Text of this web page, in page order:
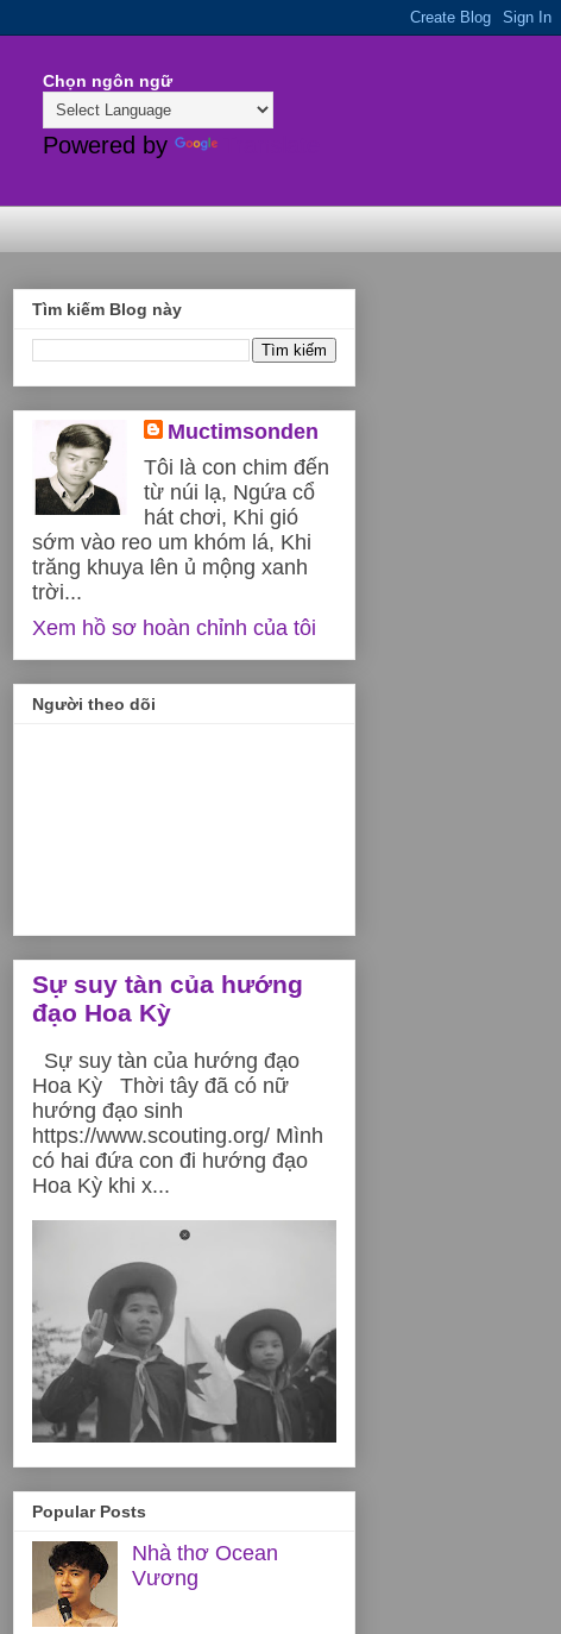
Chọn ngôn ngữ
Powered by
Tìm kiếm Blog này
Muctimsonden
Tôi là con chim đến
từ núi lạ, Ngứa cổ
hát chơi, Khi gió
sớm vào reo um khóm lá, Khi
trăng khuya lên ủ mộng xanh
trời...
Xem hồ sơ hoàn chỉnh của tôi
Người theo dõi
Sự suy tàn của hướng
đạo Hoa Kỳ
Sự suy tàn của hướng đạo
Hoa Kỳ Thời tây đã có nữ
hướng đạo sinh
https://www.scouting.org/ Mình
có hai đứa con đi hướng đạo
Hoa Kỳ khi x...
Popular Posts
Nhà thơ Ocean
Vương